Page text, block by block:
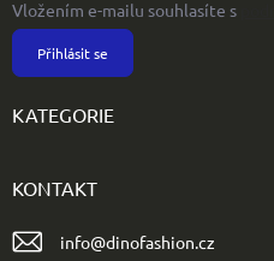
Vložením e-mailu souhlasíte s
Přihlásit se
KATEGORIE
KONTAKT
info@dinofashion.cz